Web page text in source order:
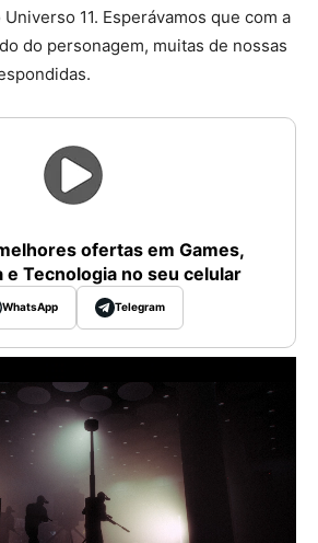
11. Esperávamos que com a
do personagem, muitas de nossas
ofertas em Games,
e Tecnologia no seu celular
WhatsApp Telegram